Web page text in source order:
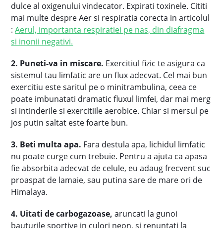
dulce al oxigenului vindecator. Expirati toxinele. Cititi
mai multe despre Aer si respiratia corecta in articolul
:Aerul, importanta respiratiei pe nas, din diafragma
si inonii negativi.
2. Puneti-va in miscare. Exercitiul fizic te asigura ca
sistemul tau limfatic are un flux adecvat. Cel mai bun
exercitiu este saritul pe o minitrambulina, ceea ce
poate imbunatati dramatic fluxul limfei, dar mai merg
si intinderile si exercitiile aerobice. Chiar si mersul pe
jos putin saltat este foarte bun.
3. Beti multa apa. Fara destula apa, lichidul limfatic
nu poate curge cum trebuie. Pentru a ajuta ca apasa
fie absorbita adecvat de celule, eu adaug frecvent suc
proaspat de lamaie, sau putina sare de mare ori de
Himalaya.
4. Uitati de carbogazoase, aruncati la gunoi
bauturile sportive in culori neon, si renuntati la